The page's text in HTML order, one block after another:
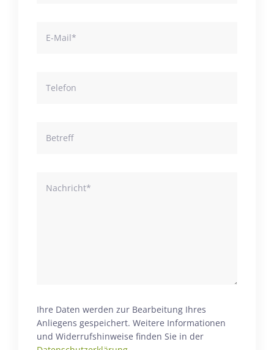
Ihre Daten werden zur Bearbeitung Ihres
Anliegens gespeichert. Weitere Informationen
und Widerrufshinweise finden Sie in der